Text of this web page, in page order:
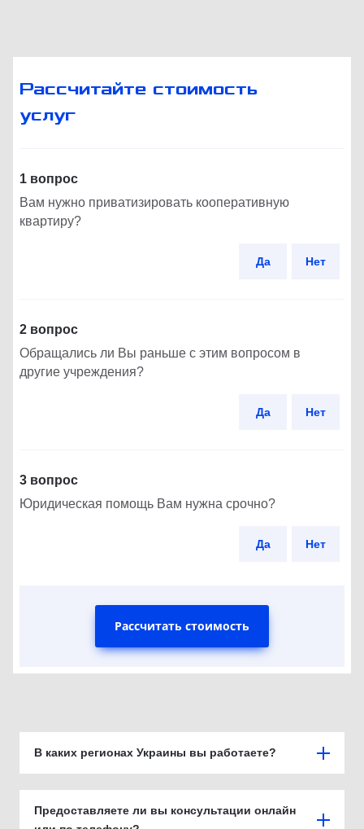
Рассчитайте стоимость
услуг
1 вопрос
Вам нужно приватизировать кооперативную
квартиру?
Да Нет
2 вопрос
Обращались ли Вы раньше с этим вопросом в
другие учреждения?
Да Нет
3 вопрос
Юридическая помощь Вам нужна срочно?
Да Нет
Рассчитать стоимость
В каких регионах Украины вы работаете?
Предоставляете ли вы консультации онлайн